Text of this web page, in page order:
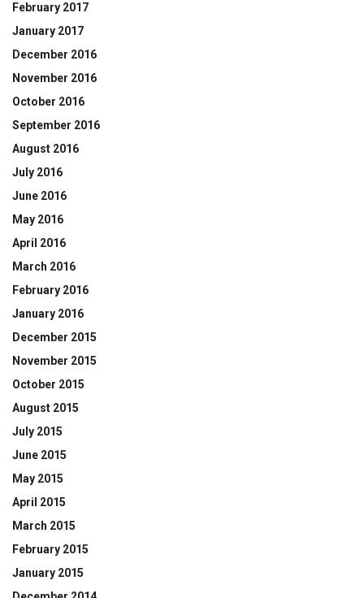
February 2017
January 2017
December 2016
November 2016
October 2016
September 2016
August 2016
July 2016
June 2016
May 2016
April 2016
March 2016
February 2016
January 2016
December 2015
November 2015
October 2015
August 2015
July 2015
June 2015
May 2015
April 2015
March 2015
February 2015
January 2015